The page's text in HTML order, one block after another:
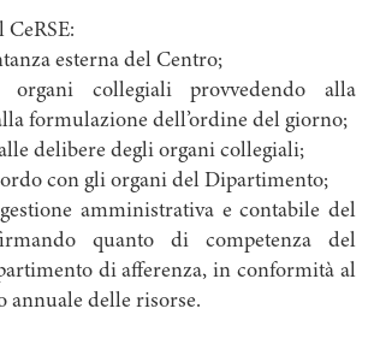
esterna del Centro;
collegiali provvedendo alla
formulazione dell’ordine del giorno;
delibere degli organi collegiali;
con gli organi del Dipartimento;
amministrativa e contabile del
quanto di competenza del
di afferenza, in conformità al
annuale delle risorse.